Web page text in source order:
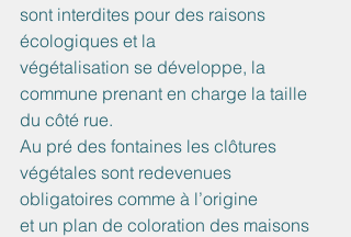
sont interdites pour des raisons
écologiques et la
végétalisation se développe, la
commune prenant en charge la taille
du côté rue.
Au pré des fontaines les clôtures
végétales sont redevenues
obligatoires comme à l’origine
et un plan de coloration des maisons